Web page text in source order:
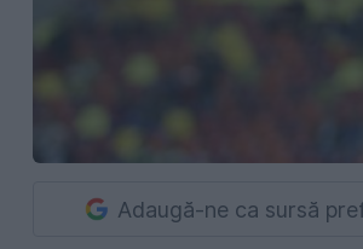
Adaugă-ne ca sursă